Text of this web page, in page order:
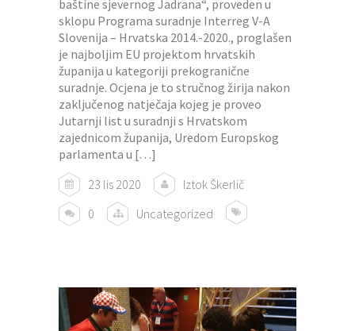
baštine sjevernog Jadrana“, proveden u
sklopu Programa suradnje Interreg V-A
Slovenija – Hrvatska 2014.-2020., proglašen
je najboljim EU projektom hrvatskih
županija u kategoriji prekogranične
suradnje. Ocjena je to stručnog žirija nakon
zaključenog natječaja kojeg je proveo
Jutarnji list u suradnji s Hrvatskom
zajednicom županija, Uredom Europskog
parlamenta u […]
23 lis 2020
Iztok Škerlič
0
Uncategorized